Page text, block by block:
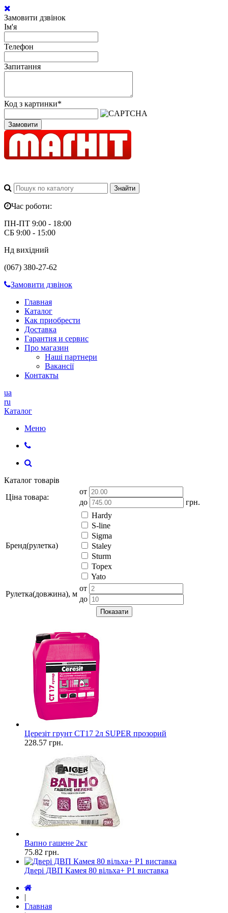
Замовити дзвінок
Ім'я
Телефон
Запитання
Код з картинки*
Замовити
Час роботи:
ПН-ПТ 9:00 - 18:00
СБ 9:00 - 15:00
Нд вихідний
(067) 380-27-62
Замовити дзвінок
Главная
Каталог
Как приобрести
Доставка
Гарантия и сервис
Про магазин
Наші партнери
Вакансії
Контакты
ua
ru
Каталог
Меню
Каталог товарів
Ціна товара:
от
до
грн.
Бренд(рулетка)
Hardy
S-line
Sigma
Staley
Sturm
Topex
Yato
Рулетка(довжина), м
от
до
Показати
Церезіт грунт СТ17 2л SUPER прозорий
228.57 грн.
Вапно гашене 2кг
75.82 грн.
Двері ДВП Камея 80 вільха+ Р1 виставка
|
Главная